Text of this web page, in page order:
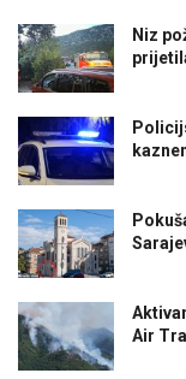
Niz
Air